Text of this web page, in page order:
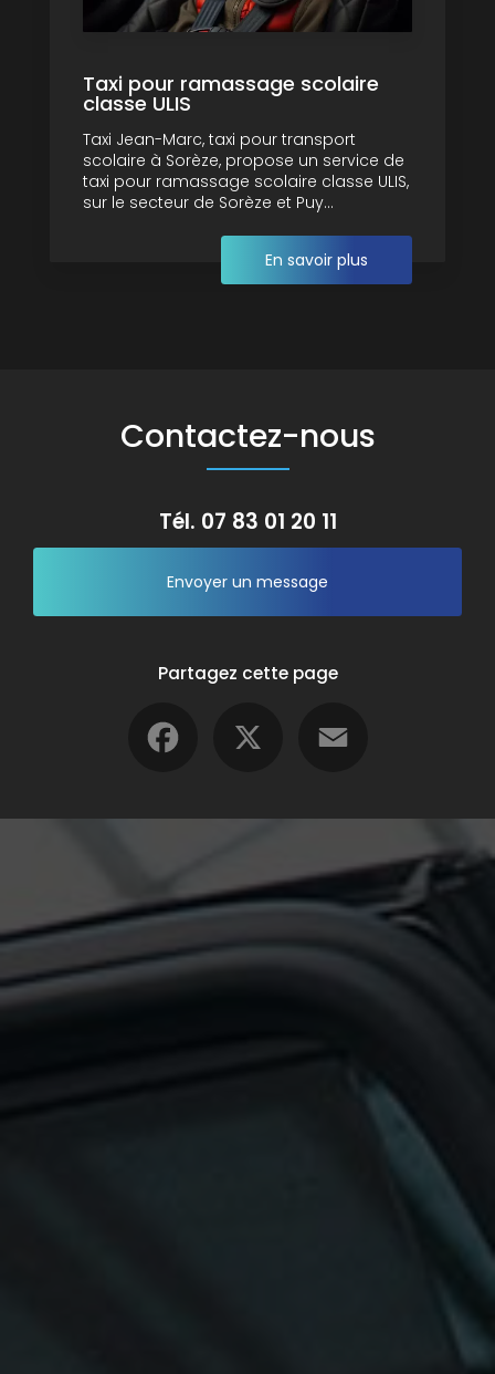
Taxi pour ramassage scolaire
classe ULIS
Taxi Jean-Marc, taxi pour transport
scolaire à Sorèze, propose un service de
taxi pour ramassage scolaire classe ULIS,
sur le secteur de Sorèze et Puy...
En savoir plus
Contactez-nous
Tél. 07 83 01 20 11
Envoyer un message
Partagez cette page